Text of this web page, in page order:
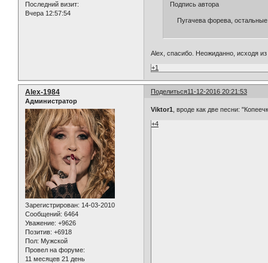
Последний визит:
Вчера 12:57:54
Подпись автора
Пугачева форева,
Alex, спасибо. Неожиданно, исходя
+1
Поделиться11-12-2016 20:21:53
Alex-1984
Администратор
Зарегистрирован: 14-03-2010
Сообщений: 6464
Уважение: +9626
Позитив: +6918
Пол: Мужской
Провел на форуме:
11 месяцев 21 день
Viktor1 , вроде как две песни:
+4